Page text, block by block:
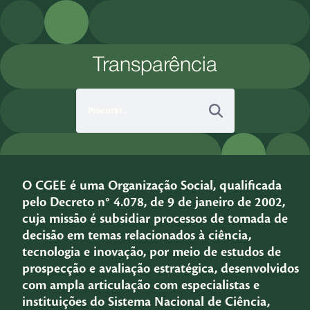
Pular para o Conteúdo principal
Transparência
O CGEE é uma Organização Social, qualificada
pelo Decreto n° 4.078, de 9 de janeiro de 2002,
cuja missão é subsidiar processos de tomada de
decisão em temas relacionados à ciência,
tecnologia e inovação, por meio de estudos de
prospecção e avaliação estratégica, desenvolvidos
com ampla articulação com especialistas e
instituições do Sistema Nacional de Ciência,